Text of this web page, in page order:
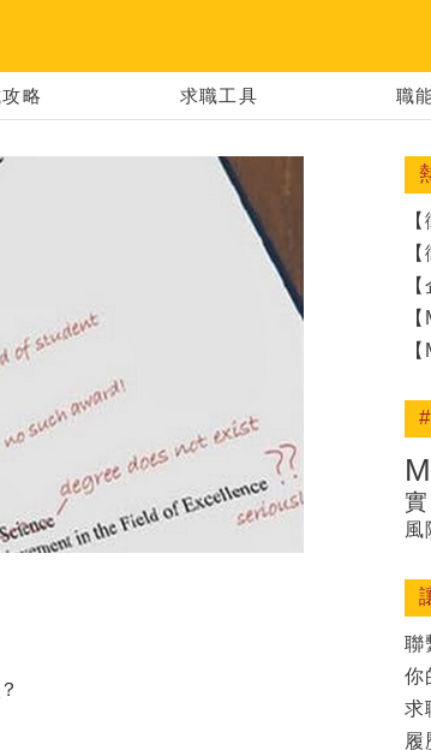
構你的夢
略 求職工具 職
?
風
聯
你
求
履